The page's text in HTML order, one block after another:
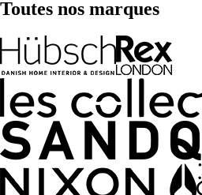
Toutes nos marques